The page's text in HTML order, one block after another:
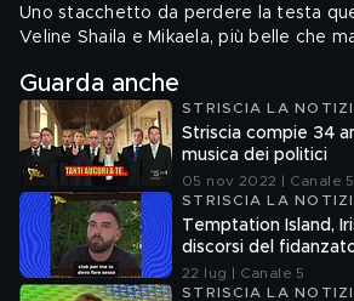
Uno stacchetto da perdere la testa
Veline Shaila e Mikaela, più belle che
Guarda anche
STRISCIA LA
Striscia compie 34
musica dei politici
05 nov 2022 | Canale 5
STRISCIA LA
Temptation Island,
discorsi del
22 lug | Canale 5
STRISCIA LA